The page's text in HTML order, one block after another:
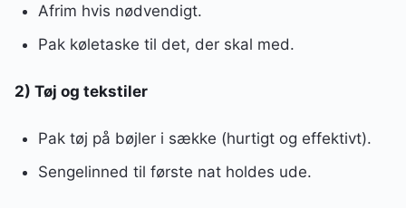
Afrim hvis nødvendigt.
Pak køletaske til det, der skal med.
2) Tøj og tekstiler
Pak tøj på bøjler i sække (hurtigt og effektivt).
Sengelinned til første nat holdes ude.